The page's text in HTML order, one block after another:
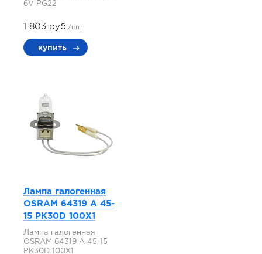
6V PG22
1 803 руб./шт.
купить
Лампа галогенная
OSRAM 64319 A 45-
15 PK30D 100X1
Лампа галогенная
OSRAM 64319 A 45-15
PK30D 100X1